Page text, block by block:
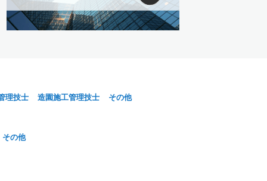
理技士 造園施工管理技士 その他
その他